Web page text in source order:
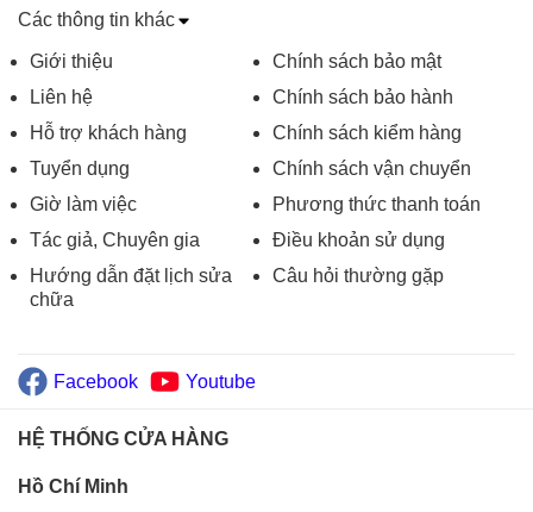
Các thông tin khác
Giới thiệu
Liên hệ
Hỗ trợ khách hàng
Tuyển dụng
Giờ làm việc
Tác giả, Chuyên gia
Hướng dẫn đặt lịch sửa
chữa
Chính sách bảo mật
Chính sách bảo hành
Chính sách kiểm hàng
Chính sách vận chuyển
Phương thức thanh toán
Điều khoản sử dụng
Câu hỏi thường gặp
Facebook Youtube
HỆ THỐNG CỬA HÀNG
Hồ Chí Minh